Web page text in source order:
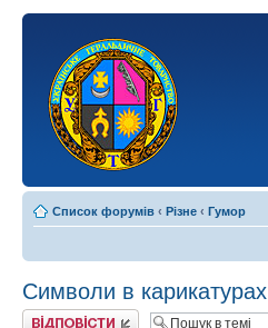
Список форумів ‹ Різне ‹ Гумор
Символи в карикатурах
Відповісти